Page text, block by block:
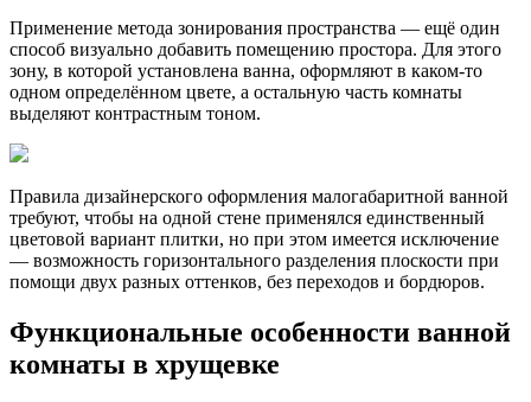
Применение метода зонирования пространства — ещё один
способ визуально добавить помещению простора. Для этого
зону, в которой установлена ванна, оформляют в каком-то
одном определённом цвете, а остальную часть комнаты
выделяют контрастным тоном.
Правила дизайнерского оформления малогабаритной ванной
требуют, чтобы на одной стене применялся единственный
цветовой вариант плитки, но при этом имеется исключение
— возможность горизонтального разделения плоскости при
помощи двух разных оттенков, без переходов и бордюров.
Функциональные особенности ванной
комнаты в хрущевке